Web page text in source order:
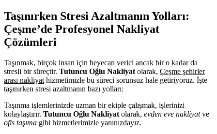
Taşınırken Stresi Azaltmanın Yolları:
Çeşme’de Profesyonel Nakliyat
Çözümleri
Taşınmak, birçok insan için heyecan verici ancak bir o kadar da
stresli bir süreçtir. Tutuncu Oğlu Nakliyat olarak, Çeşme şehirler
arası nakliyat hizmetimizle bu süreci sorunsuz hale getiriyoruz. İşte
taşınırken stresi azaltmanın bazı yolları:
Taşınma işlemlerinizde uzman bir ekiple çalışmak, işlerinizi
kolaylaştırır. Tutuncu Oğlu Nakliyat olarak, evden eve nakliyatve
ofis taşıma gibi hizmetlerimizle yanınızdayız.